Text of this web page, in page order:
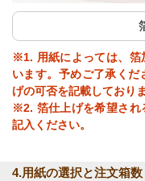
※1. 用紙によっては、箔
います。予めご了承くだ
げの可否を記載しており
※2. 箔仕上げを希望され
記入ください。
4.用紙の選択と注文箱数